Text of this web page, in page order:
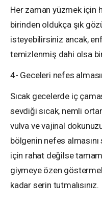
Her zaman yüzmek için
birinden oldukça şık
isteyebilirsiniz ancak,
temizlenmiş dahi olsa
4- Geceleri nefes
Sıcak gecelerde iç
sevdiği sıcak, nemli
vulva ve vajinal
bölgenin nefes
için rahat değilse
giymeye özen
kadar serin tutmalısınız.